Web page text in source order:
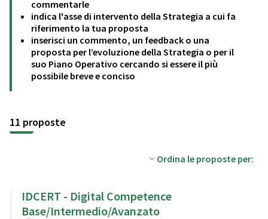
commentarle
indica l'asse di intervento della Strategia a cui fa
riferimento la tua proposta
inserisci un commento, un feedback o una
proposta per l’evoluzione della Strategia o per il
suo Piano Operativo cercando si essere il più
possibile breve e conciso
11 proposte
Ordina le proposte per:
IDCERT - Digital Competence
Base/Intermedio/Avanzato